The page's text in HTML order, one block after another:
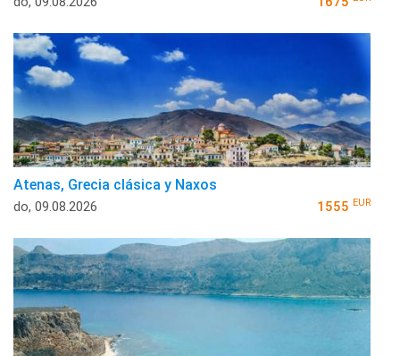
Atenas, Grecia clásica y Naxos
do, 09.08.2026 1555 EUR